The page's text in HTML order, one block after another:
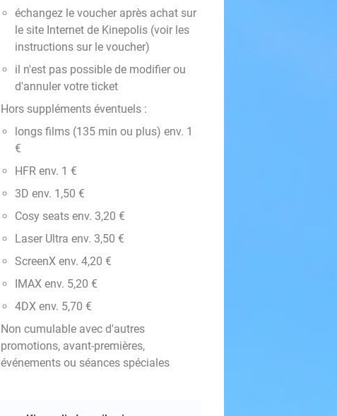
échangez le voucher après achat sur
le site Internet de Kinepolis (voir les
instructions sur le voucher)
il n'est pas possible de modifier ou
d'annuler votre ticket
Hors suppléments éventuels :
longs films (135 min ou plus) env. 1
€
HFR env. 1 €
3D env. 1,50 €
Cosy seats env. 3,20 €
Laser Ultra env. 3,50 €
ScreenX env. 4,20 €
IMAX env. 5,20 €
4DX env. 5,70 €
Non cumulable avec d'autres
promotions, avant-premières,
événements ou séances spéciales